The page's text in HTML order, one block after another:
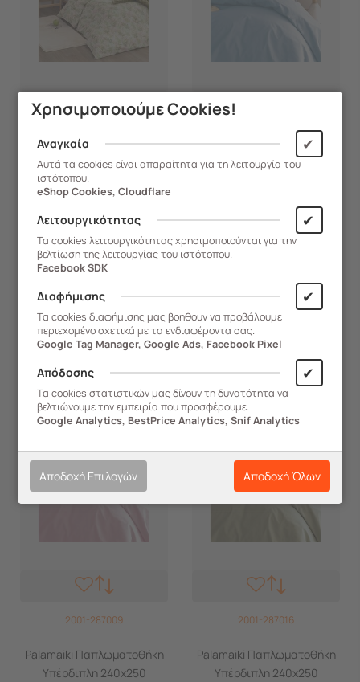
2001-285234
Palamaiki Σετ
Παπλωματοθήκη Υπέρδιπλη
Fashion Life 240x250
FL6260 Ροζ
Παράδοση 4 - 10 ημέρες
ΑΓΟΡΑ
Palamaiki Παπλωματοθήκη
ETOILE/2 BLUE Μπλε
Παράδοση 4 - 10 ημέρες
ΑΓΟΡΑ
2001-287009
Palamaiki Παπλωματοθήκη
Υπέρδιπλη 240x250
2001-287016
Palamaiki Παπλωματοθήκη
Υπέρδιπλη 240x250
Χρησιμοποιούμε Cookies!
Αναγκαία ✔
Αυτά τα cookies είναι απαραίτητα για τη λειτουργία του
ιστότοπου.
eShop Cookies, Cloudflare
Λειτουργικότητας ✔
Τα cookies λειτουργικότητας χρησιμοποιούνται για την
βελτίωση της λειτουργίας του ιστότοπου.
Facebook SDK
Διαφήμισης ✔
Τα cookies διαφήμισης μας βοηθουν να προβάλουμε
περιεχομένο σχετικά με τα ενδιαφέροντα σας.
Google Tag Manager, Google Ads, Facebook Pixel
Απόδοσης ✔
Τα cookies στατιστικών μας δίνουν τη δυνατότητα να
βελτιώνουμε την εμπειρία που προσφέρουμε.
Google Analytics, BestPrice Analytics, Snif Analytics
Αποδοχή Επιλογών Αποδοχή Όλων